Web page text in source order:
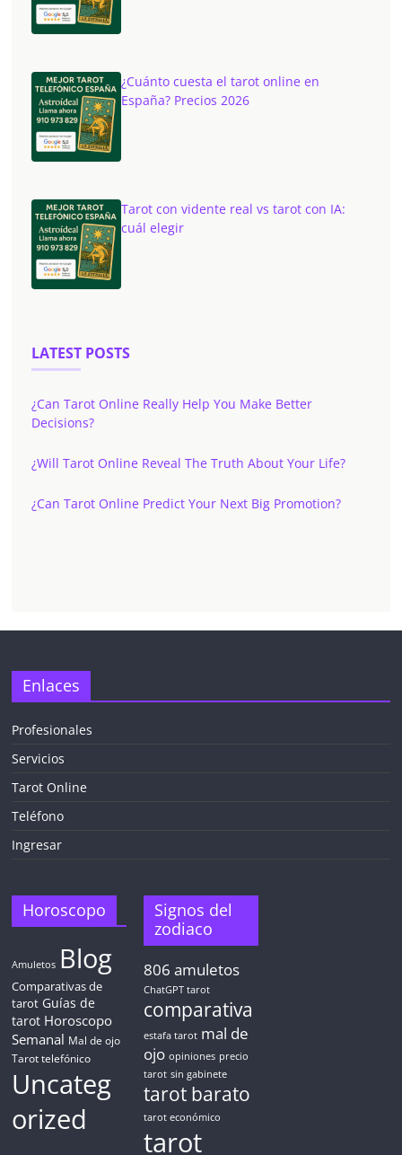
¿Cuánto cuesta el tarot online en
España? Precios 2026
Tarot con vidente real vs tarot con IA:
cuál elegir
LATEST POSTS
¿Can Tarot Online Really Help You Make Better
Decisions?
¿Will Tarot Online Reveal The Truth About Your Life?
¿Can Tarot Online Predict Your Next Big Promotion?
TAROT GRATIS
✓ Sin cargos automáticos. El chat se detiene al finalizar el
crédito
Enlaces
Profesionales
Servicios
Tarot Online
Teléfono
Ingresar
Horoscopo
Amuletos Blog
Comparativas de
tarot Guías de
tarot Horoscopo
Semanal Mal de ojo
Tarot telefónico
Uncateg
orized
Signos del
zodiaco
806 amuletos
ChatGPT tarot
comparativa
estafa tarot mal de
ojo opiniones precio
tarot sin gabinete
tarot barato
tarot económico
tarot